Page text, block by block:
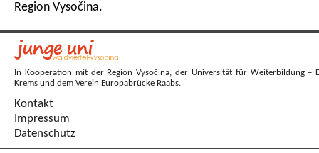
Region Vysočina.
In Kooperation mit der Region Vysočina, der Universität für Weiterbildung –
Krems und dem Verein Europabrücke Raabs.
Kontakt
Impressum
Datenschutz